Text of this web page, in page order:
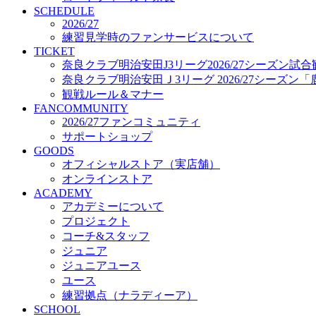
プロジェクト
コーチ&スタッフ
ジュニア
ジュニアユース
ユース
練習拠点（ナラディーア）
SCHOOL
CLUB
2026/27 パートナー企業
パートナー募集
クラブ理念
クラブ情報
サステナビリティ
Web制作支援
応援プロジェクト
SCHEDULE
2026/27
練習見学時のファンサービスについて
TICKET
奈良クラブ明治安田J3リーグ2026/27シーズン試合
奈良クラブ明治安田Ｊ3リーグ 2026/27シーズン「
観戦ルール＆マナー
FANCOMMUNITY
2026/27ファンコミュニティ
サポートショップ
GOODS
オフィシャルストア（実店舗）
オンラインストア
ACADEMY
アカデミーについて
プロジェクト
コーチ&スタッフ
ジュニア
ジュニアユース
ユース
練習拠点（ナラディーア）
SCHOOL